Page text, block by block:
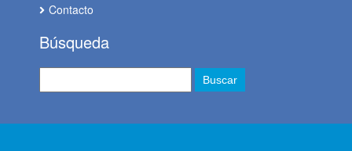
Contacto
Búsqueda